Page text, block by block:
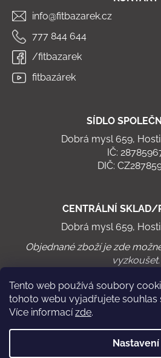
Tento web používá soubory
tohoto webu vyjadřujete souhlas
Více informacízde.
Nastavení
info@fitbazarek.cz
777 844 644
/fitbazarek
fitbazárek
SÍDLO
Dobrá mysl 659,
IČ:
DIČ:
CENTRÁLNÍ SKLAD/
Dobrá mysl 659,
Objednané zboží je zde
vyzkoušet.